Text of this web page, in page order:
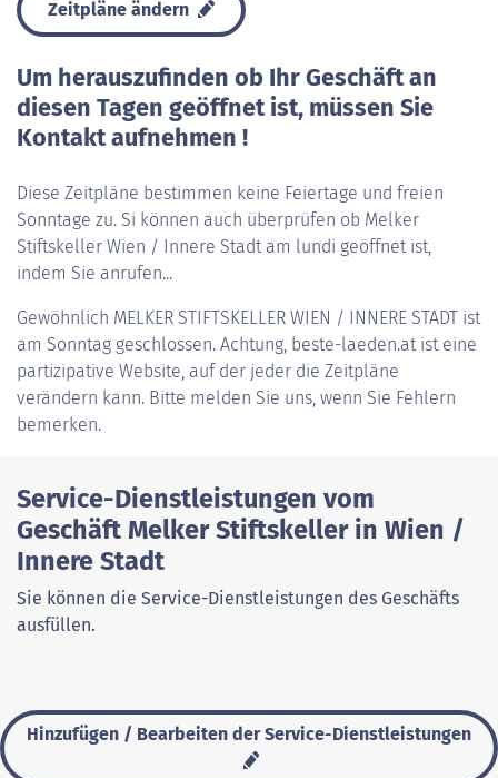
Zeitpläne ändern
Um herauszufinden ob Ihr Geschäft an
diesen Tagen geöffnet ist, müssen Sie
Kontakt aufnehmen !
Diese Zeitpläne bestimmen keine Feiertage und freien
Sonntage zu. Si können auch überprüfen ob Melker
Stiftskeller Wien / Innere Stadt am lundi geöffnet ist,
indem Sie anrufen...
Gewöhnlich MELKER STIFTSKELLER WIEN / INNERE STADT ist
am Sonntag geschlossen. Achtung, beste-laeden.at ist eine
partizipative Website, auf der jeder die Zeitpläne
verändern kann. Bitte melden Sie uns, wenn Sie Fehlern
bemerken.
Service-Dienstleistungen vom
Geschäft Melker Stiftskeller in Wien /
Innere Stadt
Sie können die Service-Dienstleistungen des Geschäfts
ausfüllen.
Hinzufügen / Bearbeiten der Service-Dienstleistungen